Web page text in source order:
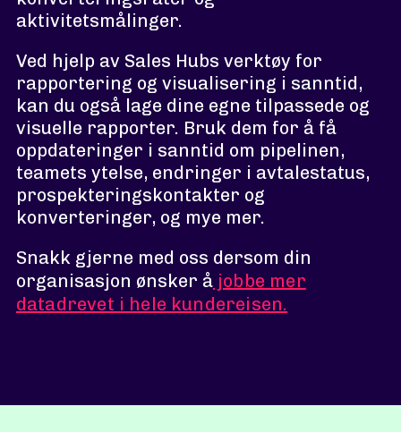
aktivitetsmålinger.
Ved hjelp av Sales Hubs verktøy for
rapportering og visualisering i sanntid,
kan du også lage dine egne tilpassede og
visuelle rapporter. Bruk dem for å få
oppdateringer i sanntid om pipelinen,
teamets ytelse, endringer i avtalestatus,
prospekteringskontakter og
konverteringer, og mye mer.
Snakk gjerne med oss dersom din
organisasjon ønsker åjobbe mer
datadrevet i hele kundereisen.